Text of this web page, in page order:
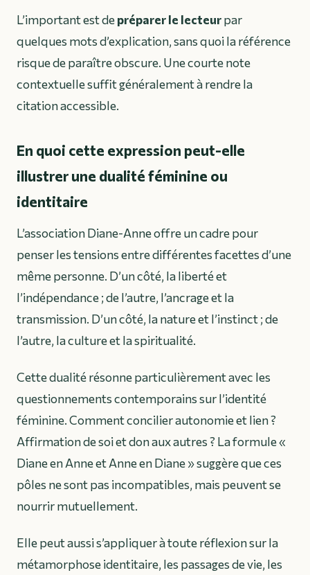
L’important est depréparer le lecteurpar
quelques mots d’explication, sans quoi la référence
risque de paraître obscure. Une courte note
contextuelle suffit généralement à rendre la
citation accessible.
En quoi cette expression peut-elle
illustrer une dualité féminine ou
identitaire
L’association Diane-Anne offre un cadre pour
penser les tensions entre différentes facettes d’une
même personne. D’un côté, la liberté et
l’indépendance ; de l’autre, l’ancrage et la
transmission. D’un côté, la nature et l’instinct ; de
l’autre, la culture et la spiritualité.
Cette dualité résonne particulièrement avec les
questionnements contemporains sur l’identité
féminine. Comment concilier autonomie et lien ?
Affirmation de soi et don aux autres ? La formule «
Diane en Anne et Anne en Diane » suggère que ces
pôles ne sont pas incompatibles, mais peuvent se
nourrir mutuellement.
Elle peut aussi s’appliquer à toute réflexion sur la
métamorphose identitaire, les passages de vie, les